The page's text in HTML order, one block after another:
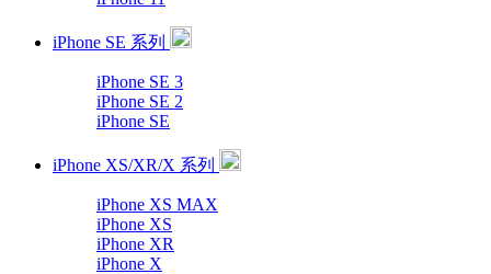
iPhone SE 系列
iPhone SE 3
iPhone SE 2
iPhone SE
iPhone XS/XR/X 系列
iPhone XS MAX
iPhone XS
iPhone XR
iPhone X